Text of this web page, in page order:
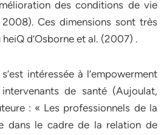
des conditions de vie
Ces dimensions sont très
d’Osborne et al. (2007) .
intéressée à l’empowerment
de santé (Aujoulat,
: « Les professionnels de la
dans le cadre de la relation de